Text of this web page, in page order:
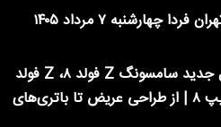
فوری | ادارات تهران فردا چهارشنبه ۷ مرداد ۱۴۰۵
معرفی سه مدل جدید سامسونگ Z فولد ۸، Z فولد
۸ اولترا و Z فلیپ ۸ | از طراحی عریض تا باتری‌های